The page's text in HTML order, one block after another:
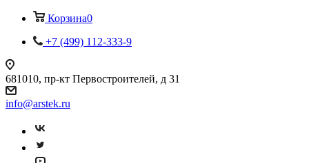
Корзина0
+7 (499) 112-333-9
681010, пр-кт Первостроителей, д 31
info@arstek.ru